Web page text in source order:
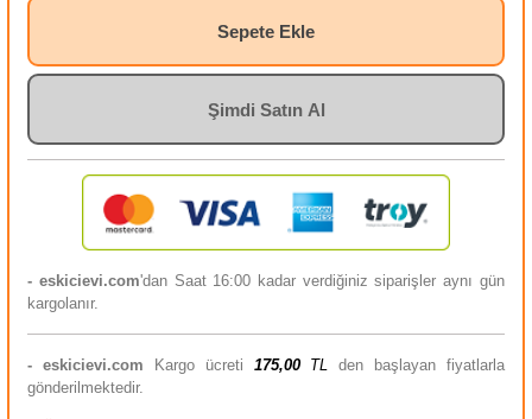
Sepete Ekle
Şimdi Satın Al
- eskicievi.com'dan Saat 16:00 kadar verdiğiniz siparişler aynı gün
kargolanır.
-eskicievi.com Kargo ücreti 175,00 TL den başlayan fiyatlarla
gönderilmektedir.